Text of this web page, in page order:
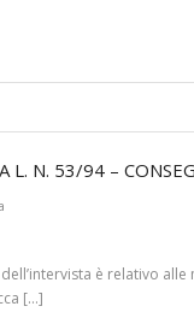
L. N. 53/94 –
dell’intervista è relativo
[…]